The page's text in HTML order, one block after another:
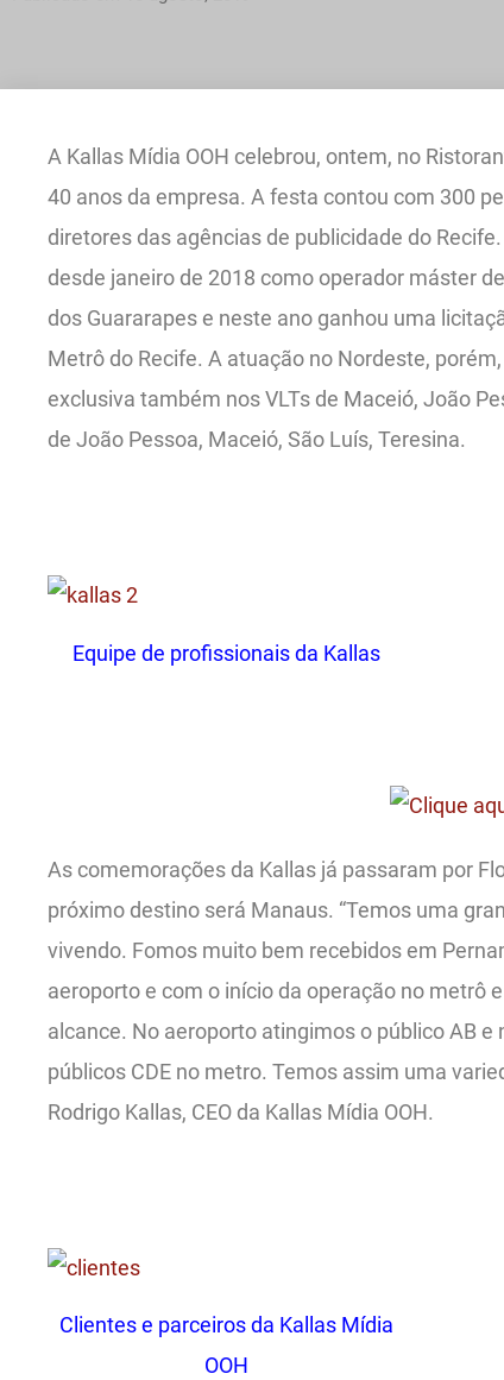
A Kallas Mídia OOH celebrou, ontem, no
40 anos da empresa. A festa contou com 300
diretores das agências de publicidade do
desde janeiro de 2018 como operador máster
dos Guararapes e neste ano ganhou uma
Metrô do Recife. A atuação no Nordeste,
exclusiva também nos VLTs de Maceió, João
de João Pessoa, Maceió, São Luís, Teresina.
Equipe de profissionais da Kallas
As comemorações da Kallas já passaram por
próximo destino será Manaus. “Temos uma
vivendo. Fomos muito bem recebidos em
aeroporto e com o início da operação no metrô
alcance. No aeroporto atingimos o público AB
públicos CDE no metro. Temos assim uma
Rodrigo Kallas, CEO da Kallas Mídia OOH.
Clientes e parceiros da Kallas Mídia
OOH